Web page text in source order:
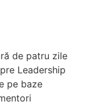
de patru zile
Leadership
pe baze